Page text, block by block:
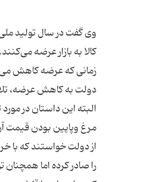
وی گفت در سال تولید ملی
کالا به بازار عرضه
زمانی که عرضه کاهش
البته این داستان در
مرغ وپایین بودن قیمت
از دولت خواستند که با
را صادر کرده اما